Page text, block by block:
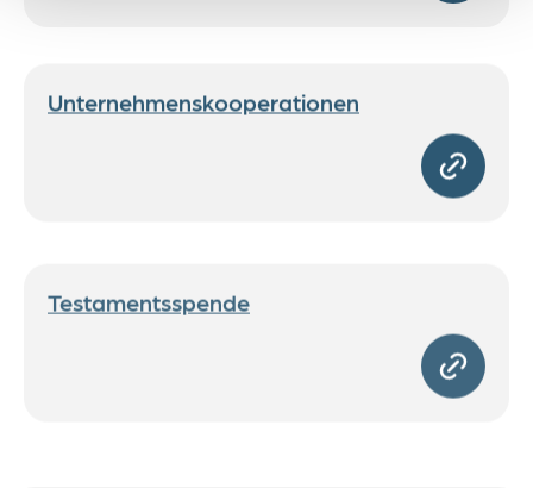
Unternehmenskooperationen
Testamentsspende